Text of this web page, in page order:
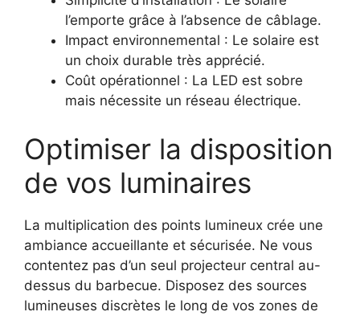
l’emporte grâce à l’absence de câblage.
Impact environnemental : Le solaire est
un choix durable très apprécié.
Coût opérationnel : La LED est sobre
mais nécessite un réseau électrique.
Optimiser la disposition
de vos luminaires
La multiplication des points lumineux crée une
ambiance accueillante et sécurisée. Ne vous
contentez pas d’un seul projecteur central au-
dessus du barbecue. Disposez des sources
lumineuses discrètes le long de vos zones de